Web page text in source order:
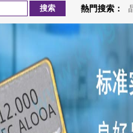
熱門搜索：